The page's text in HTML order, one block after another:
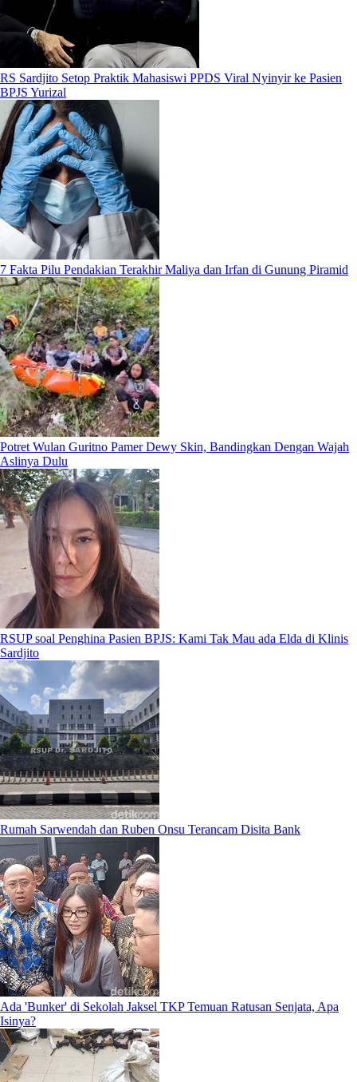
RS Sardjito Setop Praktik Mahasiswi PPDS Viral Nyinyir ke Pasien
BPJS Yurizal
7 Fakta Pilu Pendakian Terakhir Maliya dan Irfan di Gunung Piramid
Potret Wulan Guritno Pamer Dewy Skin, Bandingkan Dengan Wajah
Aslinya Dulu
RSUP soal Penghina Pasien BPJS: Kami Tak Mau ada Elda di Klinis
Sardjito
Rumah Sarwendah dan Ruben Onsu Terancam Disita Bank
Ada 'Bunker' di Sekolah Jaksel TKP Temuan Ratusan Senjata, Apa
Isinya?